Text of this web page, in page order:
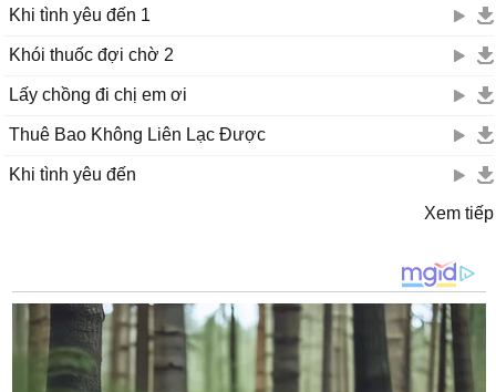
Khi tình yêu đến 1
Khói thuốc đợi chờ 2
Lấy chồng đi chị em ơi
Thuê Bao Không Liên Lạc Được
Khi tình yêu đến
Xem tiếp